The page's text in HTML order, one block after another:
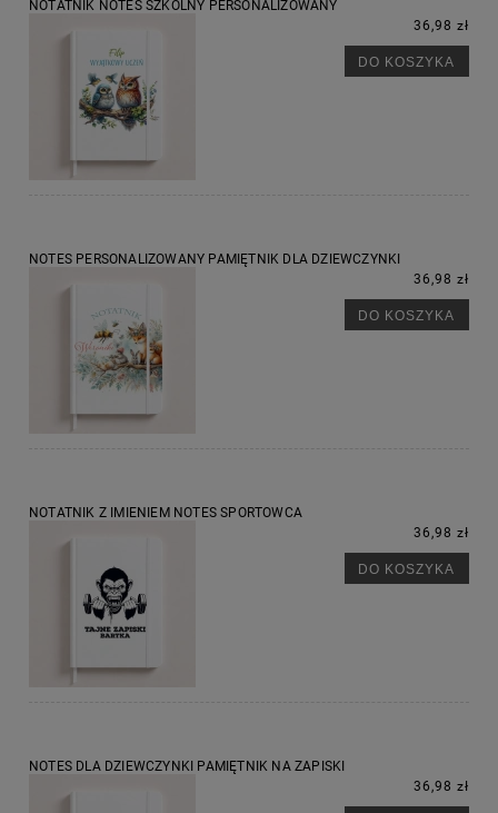
NOTATNIK NOTES SZKOLNY PERSONALIZOWANY
36,98 zł
DO KOSZYKA
NOTES PERSONALIZOWANY PAMIĘTNIK DLA DZIEWCZYNKI
36,98 zł
DO KOSZYKA
NOTATNIK Z IMIENIEM NOTES SPORTOWCA
36,98 zł
DO KOSZYKA
NOTES DLA DZIEWCZYNKI PAMIĘTNIK NA ZAPISKI
36,98 zł